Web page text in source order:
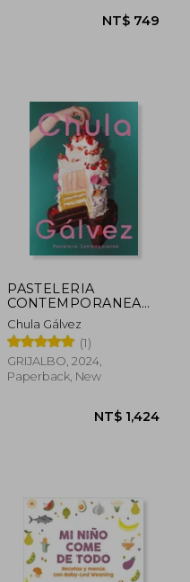
PASTELERIA
CONTEMPORANEA
(in Spanish)
Chula Gálvez
(1)
GRIJALBO, 2024,
Paperback, New